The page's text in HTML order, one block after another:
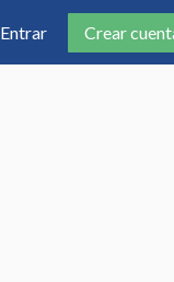
Entrar Crear